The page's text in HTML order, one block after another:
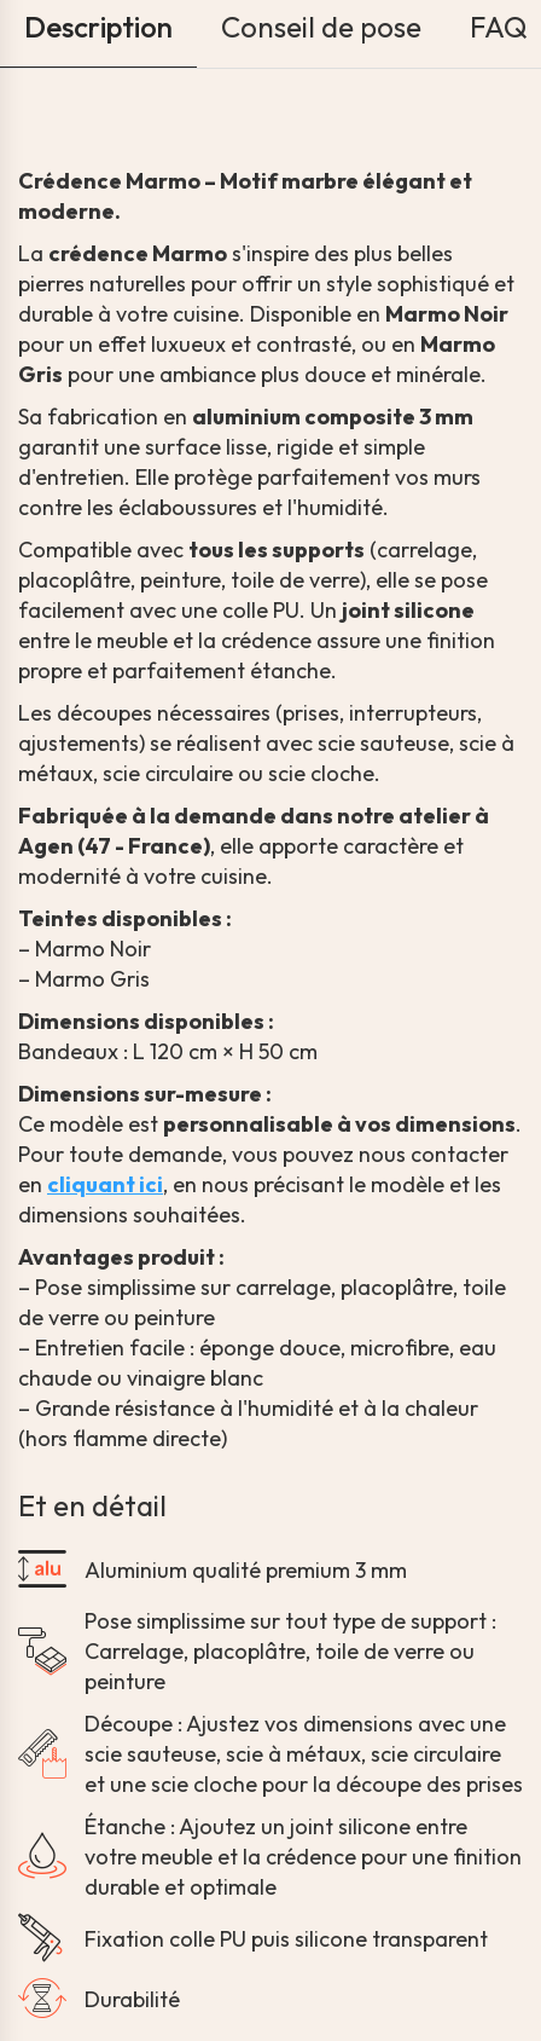
Description Conseil de pose FAQ
Crédence Marmo – Motif marbre élégant et
moderne.
La crédence Marmos'inspire des plus belles
pierres naturelles pour offrir un style sophistiqué et
durable à votre cuisine. Disponible en Marmo Noir
pour un effet luxueux et contrasté, ou en Marmo
Gris pour une ambiance plus douce et minérale.
Sa fabrication en aluminium composite 3 mm
garantit une surface lisse, rigide et simple
d'entretien. Elle protège parfaitement vos murs
contre les éclaboussures et l'humidité.
Compatible avec tous les supports (carrelage,
placoplâtre, peinture, toile de verre), elle se pose
facilement avec une colle PU. Un joint silicone
entre le meuble et la crédence assure une finition
propre et parfaitement étanche.
Les découpes nécessaires (prises, interrupteurs,
ajustements) se réalisent avec scie sauteuse, scie à
métaux, scie circulaire ou scie cloche.
Fabriquée à la demande dans notre atelier à
Agen (47 - France), elle apporte caractère et
modernité à votre cuisine.
Teintes disponibles :
– Marmo Noir
– Marmo Gris
Dimensions disponibles :
Bandeaux : L 120 cm × H 50 cm
Dimensions sur-mesure :
Ce modèle est personnalisable à vos dimensions.
Pour toute demande, vous pouvez nous contacter
en cliquant ici, en nous précisant le modèle et les
dimensions souhaitées.
Avantages produit :
– Pose simplissime sur carrelage, placoplâtre, toile
de verre ou peinture
– Entretien facile : éponge douce, microfibre, eau
chaude ou vinaigre blanc
– Grande résistance à l'humidité et à la chaleur
(hors flamme directe)
Et en détail
Aluminium qualité premium 3 mm
Pose simplissime sur tout type de support :
Carrelage, placoplâtre, toile de verre ou
peinture
Découpe : Ajustez vos dimensions avec une
scie sauteuse, scie à métaux, scie circulaire
et une scie cloche pour la découpe des prises
Étanche : Ajoutez un joint silicone entre
votre meuble et la crédence pour une finition
durable et optimale
Fixation colle PU puis silicone transparent
Durabilité